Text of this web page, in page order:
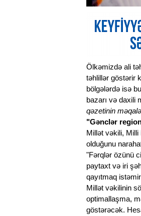
Ölkəmizdə ali
təhlillər göstərir
bölgələrdə isə
bazarı və daxili
qəzetinin
"Gənclər
Millət vəkili,
olduğunu
"Fərqlər özünü
paytaxt və iri
qayıtmaq
Millət vəkilinin
optimallaşma,
göstərəcək.